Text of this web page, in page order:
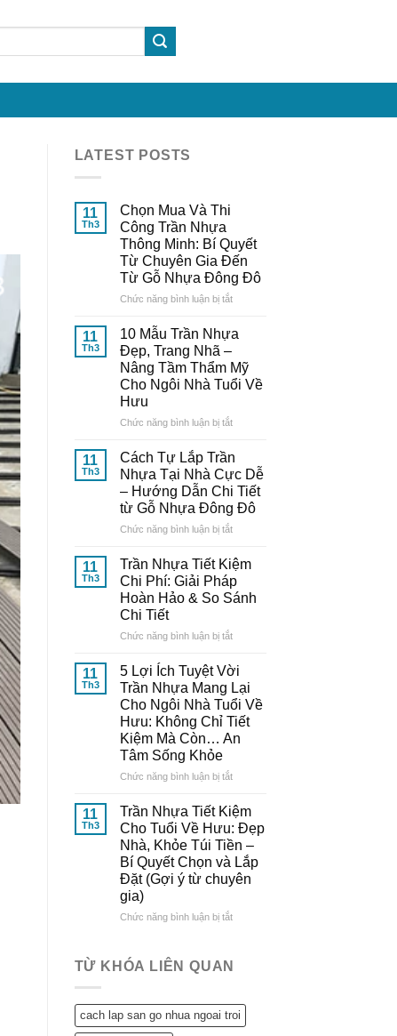
LATEST POSTS
11
Th3
Chọn Mua Và Thi
Công Trần Nhựa
Thông Minh: Bí Quyết
Từ Chuyên Gia Đến
Từ Gỗ Nhựa Đông Đô
Chức năng bình luận bị tắtở
Công
Trần
Thông
Quyết
Từ
Chuyên
Gia
Đến
Nhựa
Đông
Đô
11
Th3
10 Mẫu Trần Nhựa
Đẹp, Trang Nhã –
Nâng Tầm Thẩm Mỹ
Cho Ngôi Nhà Tuổi Về
Hưu
Chức năng bình luận bị tắtở
Trần
Nhựa
Đẹp,
Trang
Nhã
Nâng
Tầm
Thẩm
Mỹ
Ngôi
Tuổi
Về
Hưu
11
Th3
Cách Tự Lắp Trần
Nhựa Tại Nhà Cực Dễ
– Hướng Dẫn Chi Tiết
từ Gỗ Nhựa Đông Đô
Chức năng bình luận bị tắtở
Tự
Lắp
Trần
Nhựa
Nhà
Dễ
–
Hướng
Dẫn
Chi
Tiết
Đô
11
Th3
Trần Nhựa Tiết Kiệm
Chi Phí: Giải Pháp
Hoàn Hảo & So Sánh
Chi Tiết
Chức năng bình luận bị tắtở
Nhựa
Tiết
Kiệm
Chi
Phí:
Giải
So
Sánh
Chi
Tiết
11
Th3
5 Lợi Ích Tuyệt Vời
Trần Nhựa Mang Lại
Cho Ngôi Nhà Tuổi Về
Hưu: Không Chỉ Tiết
Kiệm Mà Còn… An
Tâm Sống Khỏe
Chức năng bình luận bị tắtở
Lợi
Ích
Tuyệt
Vời
Trần
Nhựa
Tuổi
Hưu:
Không
11
Th3
Trần Nhựa Tiết Kiệm
Cho Tuổi Về Hưu: Đẹp
Nhà, Khỏe Túi Tiền –
Bí Quyết Chọn và Lắp
Đặt (Gợi ý từ chuyên
gia)
Chức năng bình luận bị tắtở
Tiết
Tuổi
Về
TỪ KHÓA LIÊN QUAN
cach lap san go nhua ngoai troi